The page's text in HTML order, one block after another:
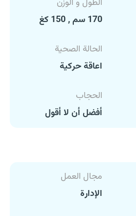
الطول و الوزن
170 سم , 150 كغ
الحالة الصحية
اعاقة حركية
الحجاب
أفضل أن لا أقول
مجال العمل
الإدارة